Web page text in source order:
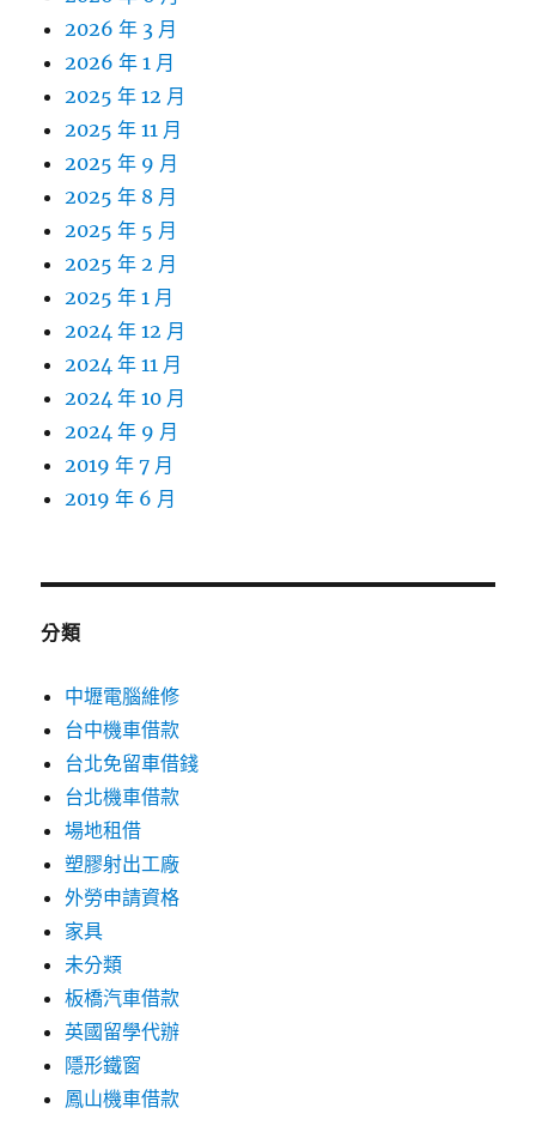
2026 年 3 月
2026 年 1 月
2025 年 12 月
2025 年 11 月
2025 年 9 月
2025 年 8 月
2025 年 5 月
2025 年 2 月
2025 年 1 月
2024 年 12 月
2024 年 11 月
2024 年 10 月
2024 年 9 月
2019 年 7 月
2019 年 6 月
分類
中壢電腦維修
台中機車借款
台北免留車借錢
台北機車借款
場地租借
塑膠射出工廠
外勞申請資格
家具
未分類
板橋汽車借款
英國留學代辦
隱形鐵窗
鳳山機車借款